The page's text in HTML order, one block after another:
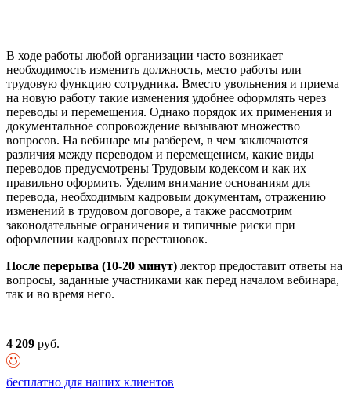
В ходе работы любой организации часто возникает
необходимость изменить должность, место работы или
трудовую функцию сотрудника. Вместо увольнения и приема
на новую работу такие изменения удобнее оформлять через
переводы и перемещения. Однако порядок их применения и
документальное сопровождение вызывают множество
вопросов. На вебинаре мы разберем, в чем заключаются
различия между переводом и перемещением, какие виды
переводов предусмотрены Трудовым кодексом и как их
правильно оформить. Уделим внимание основаниям для
перевода, необходимым кадровым документам, отражению
изменений в трудовом договоре, а также рассмотрим
законодательные ограничения и типичные риски при
оформлении кадровых перестановок.
После перерыва (10-20 минут) лектор предоставит ответы на
вопросы, заданные участниками как перед началом вебинара,
так и во время него.
4 209 руб.
бесплатно для наших клиентов